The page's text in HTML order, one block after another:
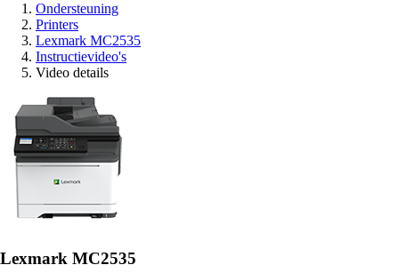
Ondersteuning
Printers
Lexmark MC2535
Instructievideo's
Video details
Lexmark MC2535